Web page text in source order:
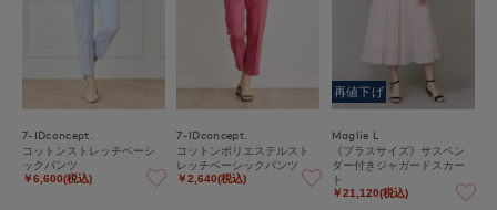
7-IDconcept.
コットンストレッチベーシ
ックパンツ
￥6,600(税込)
7-IDconcept.
コットンポリエステルスト
レッチベーシックパンツ
￥2,640(税込)
再値下げ
Maglie L
《プラスサイズ》サスペン
ダー付きジャガードスカー
ト
￥21,120(税込)